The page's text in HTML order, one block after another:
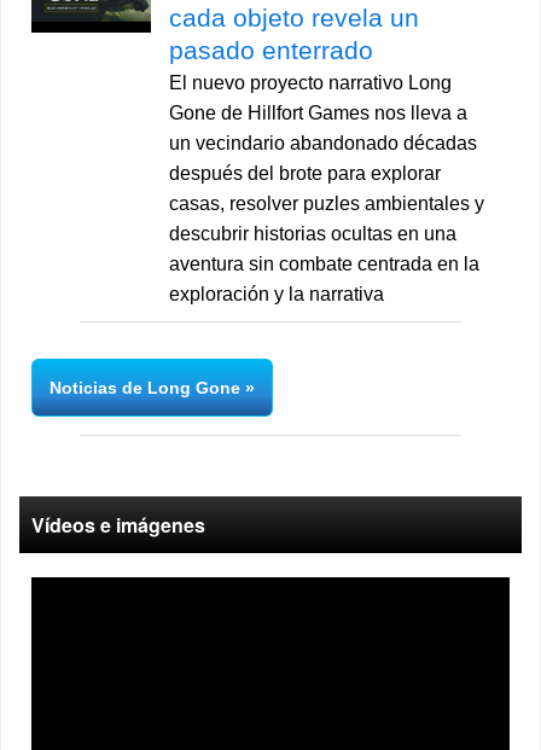
cada objeto revela un
pasado enterrado
El nuevo proyecto narrativo Long
Gone de Hillfort Games nos lleva a
un vecindario abandonado décadas
después del brote para explorar
casas, resolver puzles ambientales y
descubrir historias ocultas en una
aventura sin combate centrada en la
exploración y la narrativa
Noticias de Long Gone
Vídeos e imágenes